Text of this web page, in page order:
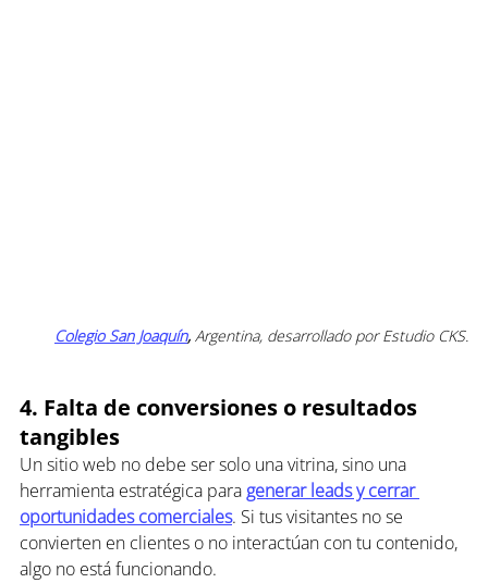
Colegio San Joaquín, Argentina, desarrollado por Estudio CKS.
4. Falta de conversiones o resultados
tangibles
Un sitio web no debe ser solo una vitrina, sino una
herramienta estratégica para generar leads y cerrar
oportunidades comerciales. Si tus visitantes no se
convierten en clientes o no interactúan con tu contenido,
algo no está funcionando.